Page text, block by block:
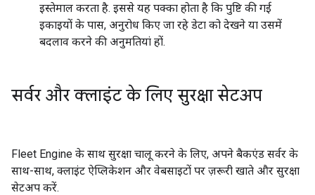
इस्तेमाल करता है. इससे यह पक्का होता है कि पुष्टि की गई
इकाइयों के पास, अनुरोध किए जा रहे डेटा को देखने या उसमें
बदलाव करने की अनुमतियां हों.
सर्वर और क्लाइंट के लिए सुरक्षा सेटअप
Fleet Engine के साथ सुरक्षा चालू करने के लिए, अपने बैकएंड सर्वर के
साथ-साथ, क्लाइंट ऐप्लिकेशन और वेबसाइटों पर ज़रूरी खाते और सुरक्षा
सेटअप करें.